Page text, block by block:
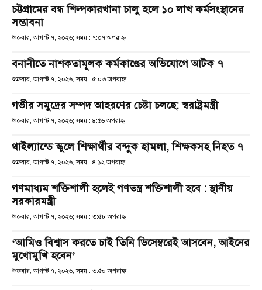
চট্টগ্রামের বন্ধ শিল্পকারখানা চালু হলে ১০ লাখ কর্মসংস্থানের
সম্ভাবনা
শুক্রবার, আগস্ট ৭, ২০২৬; সময় : ৭:০৭ অপরাহ্ণ
বনানীতে নাশকতামূলক কর্মকাণ্ডের অভিযোগে আটক ৭
শুক্রবার, আগস্ট ৭, ২০২৬; সময় : ৫:০৩ অপরাহ্ণ
গভীর সমুদ্রের সম্পদ আহরণের চেষ্টা চলছে: স্বরাষ্ট্রমন্ত্রী
শুক্রবার, আগস্ট ৭, ২০২৬; সময় : ৪:৫৬ অপরাহ্ণ
থাইল্যান্ডে স্কুলে শিক্ষার্থীর বন্দুক হামলা, শিক্ষকসহ নিহত ৭
শুক্রবার, আগস্ট ৭, ২০২৬; সময় : ৪:১২ অপরাহ্ণ
গণমাধ্যম শক্তিশালী হলেই গণতন্ত্র শক্তিশালী হবে : স্থানীয়
সরকারমন্ত্রী
শুক্রবার, আগস্ট ৭, ২০২৬; সময় : ৩:৫৮ অপরাহ্ণ
‘আমিও বিশ্বাস করতে চাই তিনি ডিসেম্বরেই আসবেন, আইনের
মুখোমুখি হবেন’
শুক্রবার, আগস্ট ৭, ২০২৬; সময় : ৩:৫০ অপরাহ্ণ